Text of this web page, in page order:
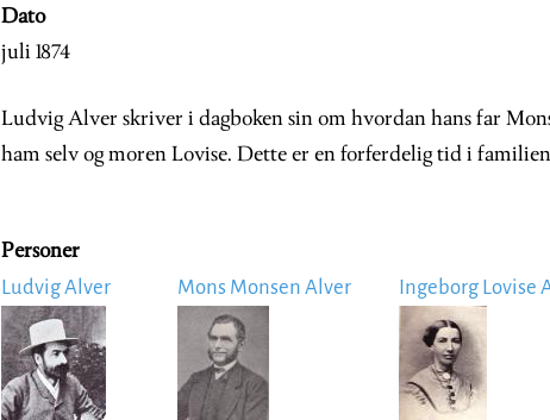
Dato
juli 1874
Ludvig Alver skriver i dagboken sin om hvordan hans far
ham selv og moren Lovise. Dette er en forferdelig tid i
Personer
Ludvig Alver
Image
Mons Monsen Alver
Image
Ingeborg Lovise
Image